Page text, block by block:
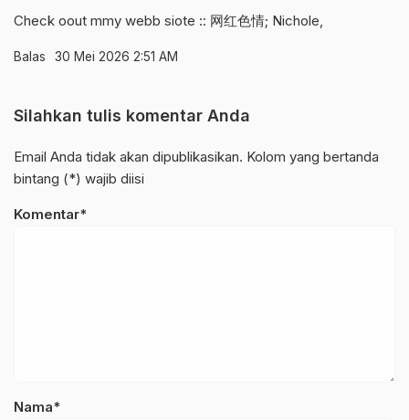
Check oout mmy webb siote :: 网红色情; Nichole,
Balas 30 Mei 2026 2:51 AM
Silahkan tulis komentar Anda
Email Anda tidak akan dipublikasikan. Kolom yang bertanda
bintang (*) wajib diisi
Komentar*
Nama*